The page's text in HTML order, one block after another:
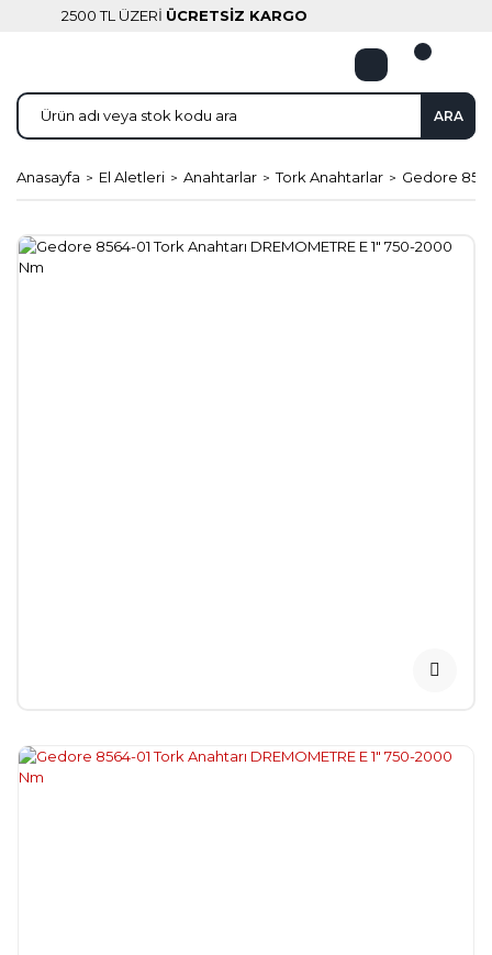
2500 TL ÜZERİ ÜCRETSİZ KARGO
ARA
Anasayfa El Aletleri Anahtarlar Tork Anahtarlar Gedore